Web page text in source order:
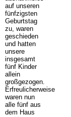
auf unseren
fünfzigsten
Geburtstag
zu, waren
geschieden
und hatten
unsere
insgesamt
fünf Kinder
allein
großgezogen.
Erfreulicherweise
waren nun
alle fünf aus
dem Haus